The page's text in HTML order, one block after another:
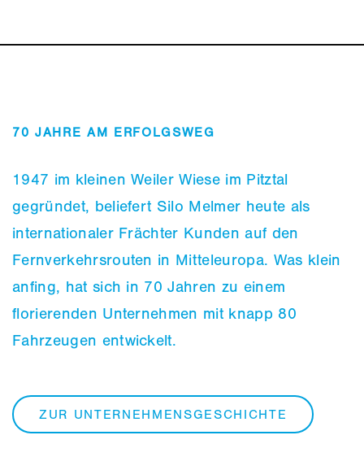
70 JAHRE AM ERFOLGSWEG
1947 im kleinen Weiler Wiese im Pitztal
gegründet, beliefert Silo Melmer heute als
internationaler Frächter Kunden auf den
Fernverkehrsrouten in Mitteleuropa. Was klein
anfing, hat sich in 70 Jahren zu einem
florierenden Unternehmen mit knapp 80
Fahrzeugen entwickelt.
ZUR UNTERNEHMENSGESCHICHTE